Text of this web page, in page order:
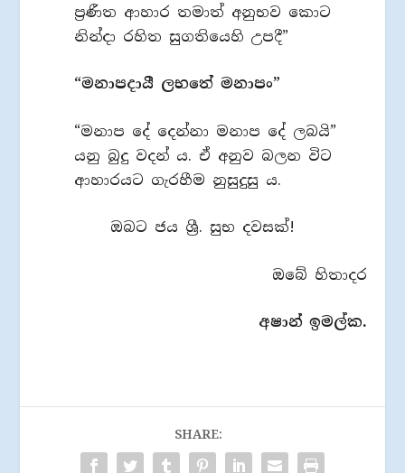
ප්‍රණීත ආහාර තමාත් අනුභව කොට
නින්දා රහිත සුගතියෙහි උපදී”
“මනාපදායී ලභතේ මනාපං”
“මනාප දේ දෙන්නා මනාප දේ ලබයි”
යනු බුදු වදන් ය. ඒ අනුව බලන විට
ආහාරයට ගැරහීම නුසුදුසු ය.
ඔබට ජය ශ්‍රී. සුභ දවසක්!
ඔබේ හිතාදර
අෂාන් ඉමල්ක.
SHARE: